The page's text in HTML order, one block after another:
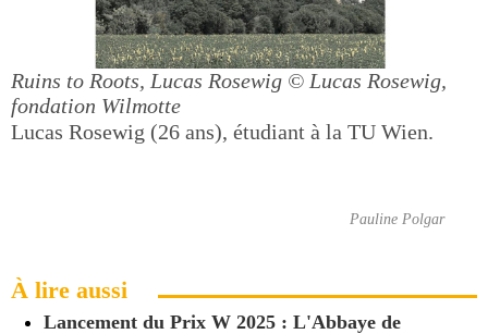
Ruins to Roots, Lucas Rosewig © Lucas Rosewig,
fondation Wilmotte
Lucas Rosewig (26 ans), étudiant à la TU Wien.
Pauline Polgar
À lire aussi
Lancement du Prix W 2025 : L'Abbaye de